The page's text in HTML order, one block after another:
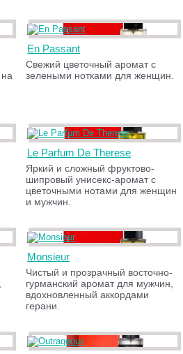
En Passant
Свежий цветочный аромат с
зелеными нотками для женщин.
Le Parfum De Therese
Яркий и сложный фруктово-
шипровый унисекс-аромат с
цветочными нотами для женщин
и мужчин.
Monsieur
Чистый и прозрачный восточно-
гурманский аромат для мужчин,
вдохновленный аккордами
герани.